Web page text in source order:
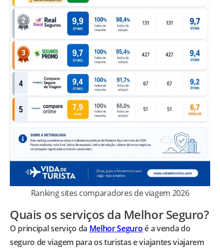
Ranking sites comparadores de viagem 2026
Quais os serviços da Melhor Seguro?
O principal serviço da Melhor Seguroé a venda do
seguro de viagem para os turistas e viajantes viajarem